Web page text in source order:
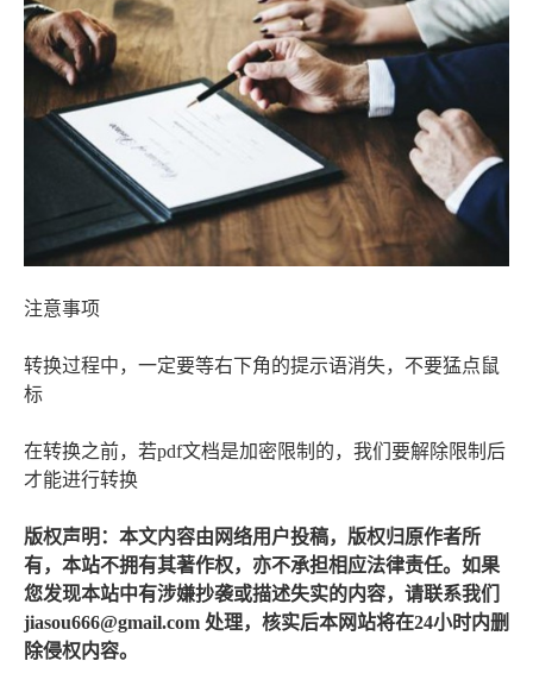
注意事项
转换过程中，一定要等右下角的提示语消失，不要猛点鼠
标
在转换之前，若pdf文档是加密限制的，我们要解除限制后
才能进行转换
版权声明：本文内容由网络用户投稿，版权归原作者所
有，本站不拥有其著作权，亦不承担相应法律责任。如果
您发现本站中有涉嫌抄袭或描述失实的内容，请联系我们
jiasou666@gmail.com 处理，核实后本网站将在24小时内删
除侵权内容。